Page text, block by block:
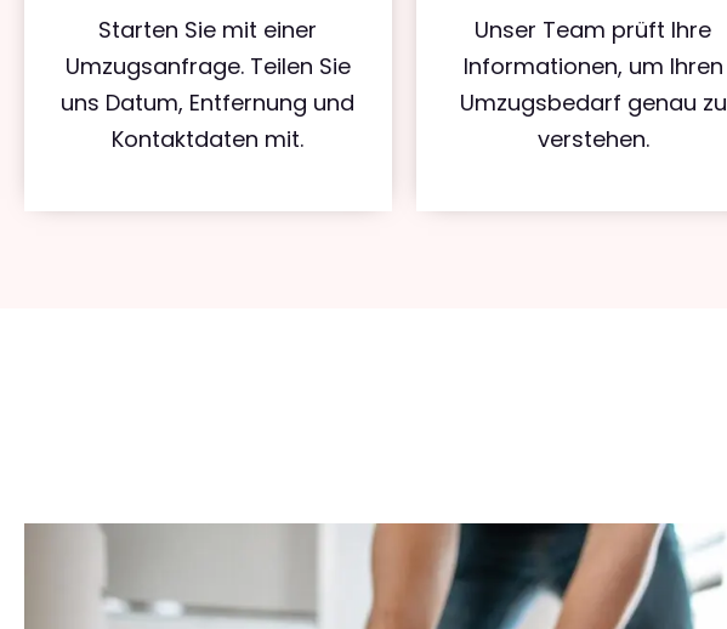
Starten Sie mit einer
Umzugsanfrage. Teilen Sie
uns Datum, Entfernung und
Kontaktdaten mit.
Unser Team prüft Ihre
Informationen, um Ihren
Umzugsbedarf genau zu
verstehen.